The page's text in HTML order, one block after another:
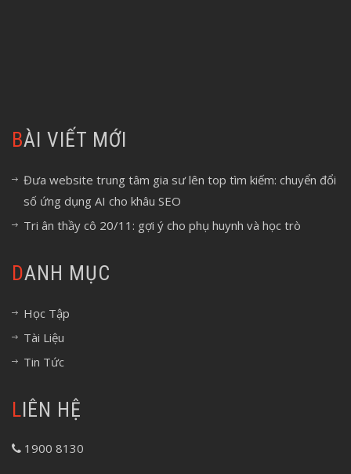
BÀI VIẾT MỚI
Đưa website trung tâm gia sư lên top tìm kiếm: chuyển đổi
số ứng dụng AI cho khâu SEO
Tri ân thầy cô 20/11: gợi ý cho phụ huynh và học trò
DANH MỤC
Học Tập
Tài Liệu
Tin Tức
LIÊN HỆ
1900 8130